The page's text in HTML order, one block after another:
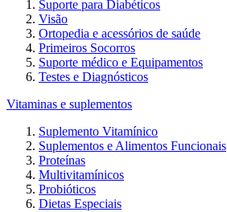
Suporte para Diabéticos
Visão
Ortopedia e acessórios de saúde
Primeiros Socorros
Suporte médico e Equipamentos
Testes e Diagnósticos
Vitaminas e suplementos
Suplemento Vitamínico
Suplementos e Alimentos Funcionais
Proteínas
Multivitamínicos
Probióticos
Dietas Especiais